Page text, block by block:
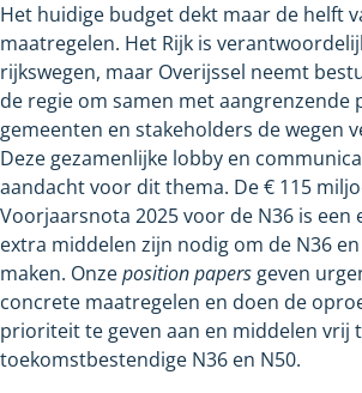
Het huidige budget dekt maar de helft
maatregelen. Het Rijk is
rijkswegen, maar Overijssel neemt
de regie om samen met aangrenzende
gemeenten en stakeholders de wegen
Deze gezamenlijke lobby en
aandacht voor dit thema. De € 115
Voorjaarsnota 2025 voor de N36 is een
extra middelen zijn nodig om de N36
maken. Onzeposition papers geven
concrete maatregelen en doen de
prioriteit te geven aan en middelen vrij
toekomstbestendige N36 en N50.